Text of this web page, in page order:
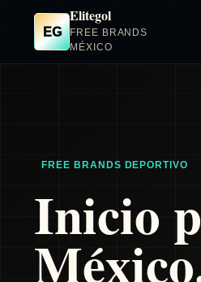
EG
Elitegol
FREE BRANDS
MÉXICO
FREE BRANDS DEPORTIVO
Inicio